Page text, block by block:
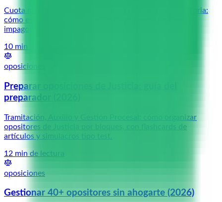
Cuota mensual, bono de sesiones o pago por convocatoria:
cómo estructurar las cuotas de tu academia, gestionar
impagos y comunicar subidas de precio.
10 min de lectura
oposiciones
Preparar oposiciones de Justicia: guía del
preparador (2026)
Tramitación, Auxilio y Gestión Procesal: cómo organizar
opositores de Justicia por bloques, con flashcards de
artículos y simulacros tipo test.
12 min de lectura
oposiciones
Gestionar 40+ opositores sin ahogarte (2026)